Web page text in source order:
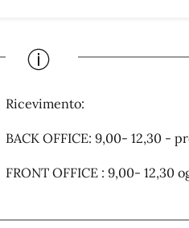
Ricevimento:
BACK OFFICE: 9,00- 12,30 -
FRONT OFFICE : 9,00- 12,30